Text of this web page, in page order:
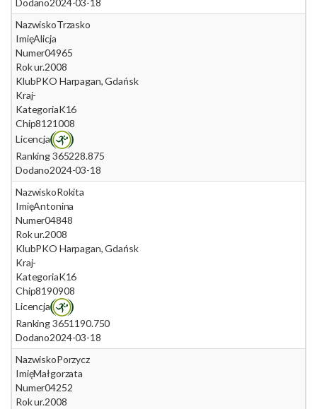
Dodano2024-03-18
NazwiskoTrzasko
ImięAlicja
Numer04965
Rok ur.2008
KlubPKO Harpagan, Gdańsk
Kraj-
KategoriaK16
Chip8121008
Licencja
Ranking 365228.875
Dodano2024-03-18
NazwiskoRokita
ImięAntonina
Numer04848
Rok ur.2008
KlubPKO Harpagan, Gdańsk
Kraj-
KategoriaK16
Chip8190908
Licencja
Ranking 3651190.750
Dodano2024-03-18
NazwiskoPorzycz
ImięMałgorzata
Numer04252
Rok ur.2008